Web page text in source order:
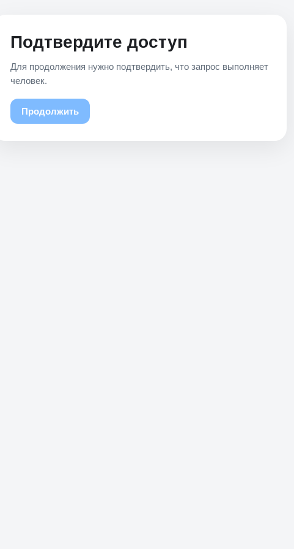
Подтвердите доступ
Для продолжения нужно подтвердить, что запрос выполняет
человек.
Продолжить